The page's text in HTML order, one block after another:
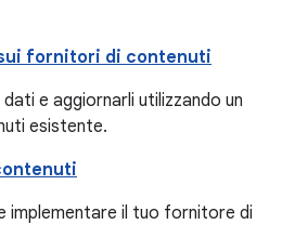
fornitori di contenuti
e aggiornarli utilizzando un
esistente.
implementare il tuo fornitore di